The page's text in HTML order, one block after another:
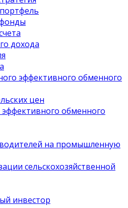
дохода
эффективного обменного
цен
обменного
на промышленную
сельскохозяйственной
инвестор